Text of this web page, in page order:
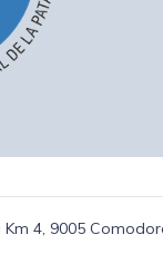
4, 9005